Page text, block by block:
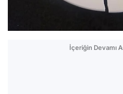
İçeriğin Devamı